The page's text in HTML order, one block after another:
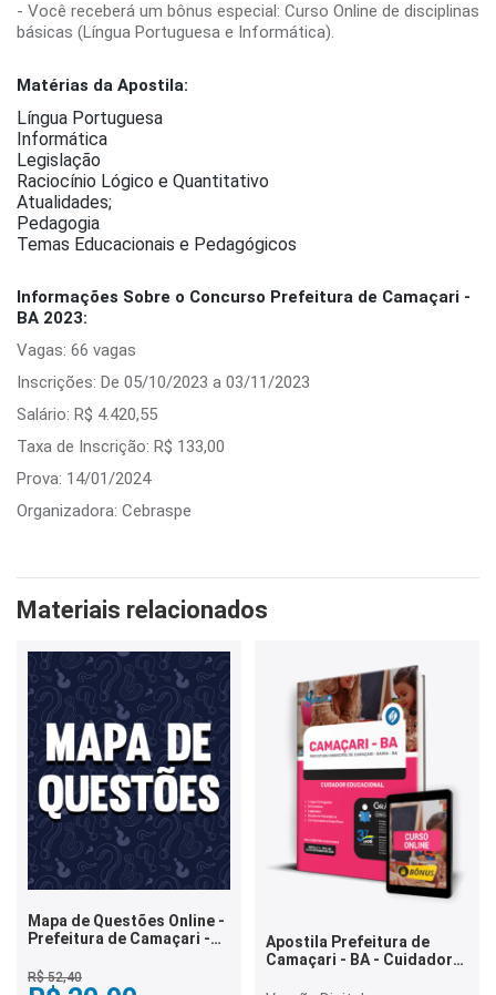
- Você receberá um bônus especial: Curso Online de disciplinas
básicas (Língua Portuguesa e Informática).
Matérias da Apostila:
Língua Portuguesa
Informática
Legislação
Raciocínio Lógico e Quantitativo
Atualidades;
Pedagogia
Temas Educacionais e Pedagógicos
Informações Sobre o Concurso Prefeitura de Camaçari -
BA 2023:
Vagas: 66 vagas
Inscrições: De 05/10/2023 a 03/11/2023
Salário: R$ 4.420,55
Taxa de Inscrição: R$ 133,00
Prova: 14/01/2024
Organizadora: Cebraspe
Materiais relacionados
Mapa de Questões Online -
Prefeitura de Camaçari -
Endemias - 6 Mil Questões
R$ 52,40
Apostila Prefeitura de
Camaçari - BA - Cuidador